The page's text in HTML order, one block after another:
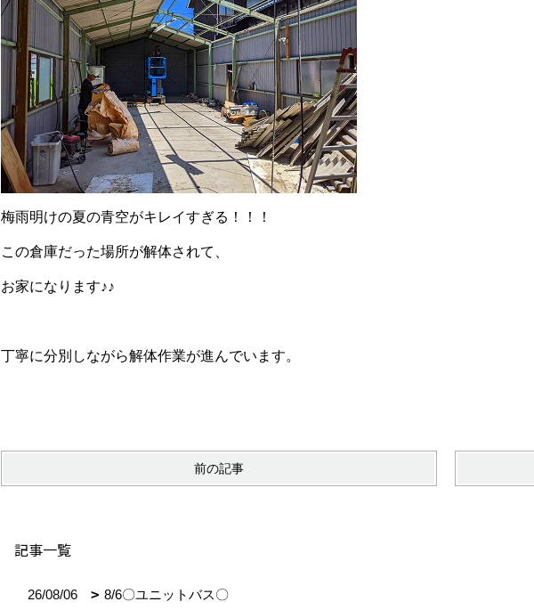
梅雨明けの夏の青空がキレイすぎる！！！
この倉庫だった場所が解体されて、
お家になります♪♪
丁寧に分別しながら解体作業が進んでいます。
前の記事
記事一覧
26/08/06 8/6〇ユニットバス〇